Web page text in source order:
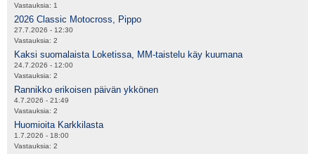
Vastauksia: 1
2026 Classic Motocross, Pippo
27.7.2026 - 12:30
Vastauksia: 2
Kaksi suomalaista Loketissa, MM-taistelu käy kuumana
24.7.2026 - 12:00
Vastauksia: 2
Rannikko erikoisen päivän ykkönen
4.7.2026 - 21:49
Vastauksia: 2
Huomioita Karkkilasta
1.7.2026 - 18:00
Vastauksia: 2